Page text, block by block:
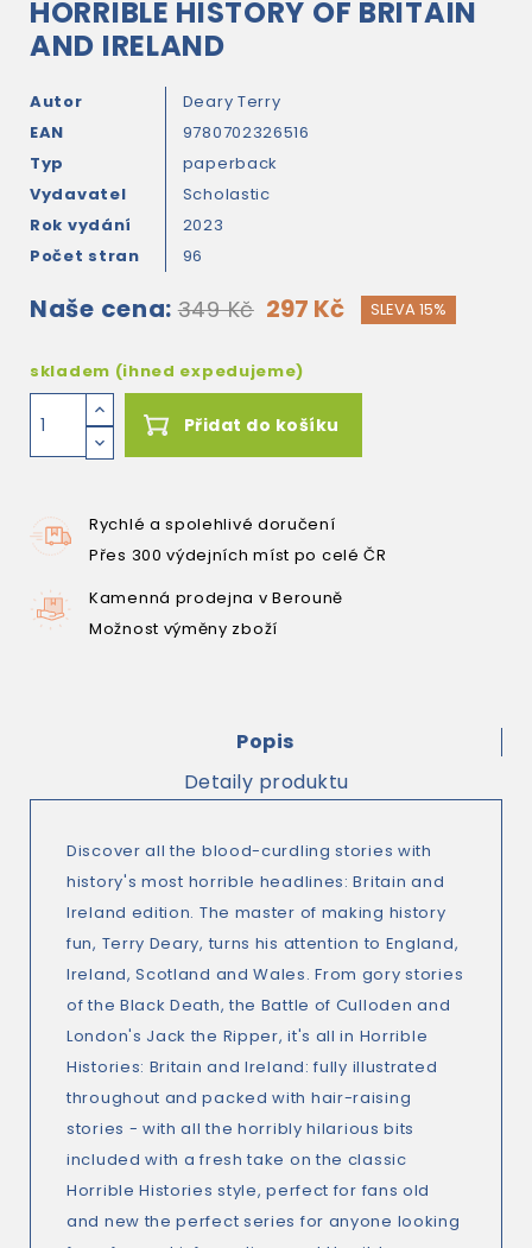
HORRIBLE HISTORY OF BRITAIN
AND IRELAND
Autor
Deary Terry
EAN
9780702326516
Typ
paperback
Vydavatel
Scholastic
Rok vydání
2023
Počet stran
96
Naše cena: 349 Kč 297 Kč SLEVA 15%
skladem (ihned expedujeme)
Přidat do košíku
Rychlé a spolehlivé doručení
Přes 300 výdejních míst po celé ČR
Kamenná prodejna v Berouně
Možnost výměny zboží
Popis
Detaily produktu
Discover all the blood-curdling stories with
history's most horrible headlines: Britain and
Ireland edition. The master of making history
fun, Terry Deary, turns his attention to England,
Ireland, Scotland and Wales. From gory stories
of the Black Death, the Battle of Culloden and
London's Jack the Ripper, it's all in Horrible
Histories: Britain and Ireland: fully illustrated
throughout and packed with hair-raising
stories - with all the horribly hilarious bits
included with a fresh take on the classic
Horrible Histories style, perfect for fans old
and new the perfect series for anyone looking